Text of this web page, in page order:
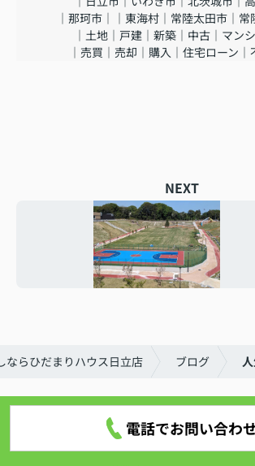
｜那珂市｜｜東海村｜常陸太田市｜常
｜土地｜戸建｜新築｜中古｜マン
｜売買｜売却｜購入｜住宅ローン｜
NEXT
ならひだまりハウス日立店 ブログ
電話でお問い合わ